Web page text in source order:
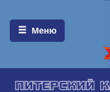
Меню:
Меню